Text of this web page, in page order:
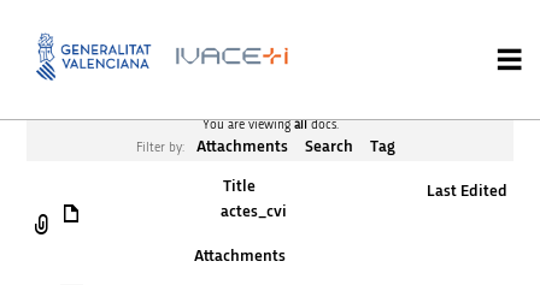
You are viewing all
docs.
Filter by:
Attachments Search Tag
Title
Last Edited
actes_cvi
Attachments